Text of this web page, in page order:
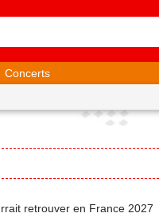
Concerts
retrouver en France 2027